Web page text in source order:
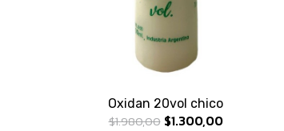
Oxidan 20vol chico
$1.980,00$1.300,00